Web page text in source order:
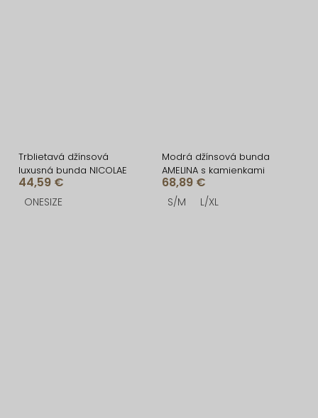
Trblietavá džínsová
luxusná bunda NICOLAE
44,59 €
ONESIZE
Modrá džínsová bunda
AMELINA s kamienkami
68,89 €
S/M L/XL